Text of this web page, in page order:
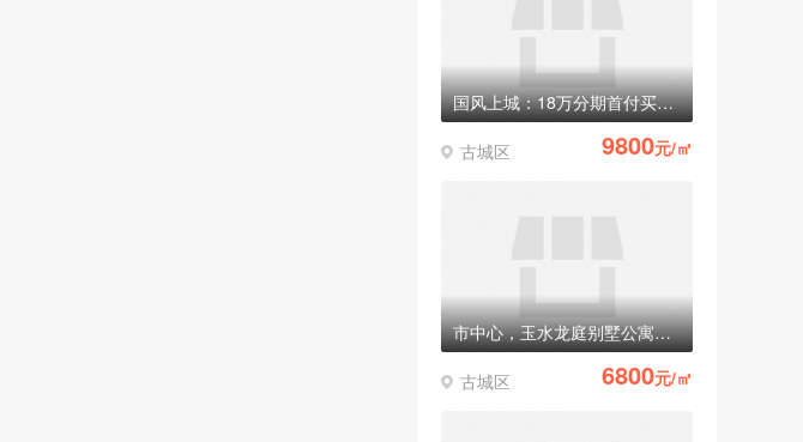
国风上城：18万分期首付买别墅，准现房
古城区 9800元/㎡
市中心，玉水龙庭别墅公寓全部清盘！稀有纯一楼商铺只有最后3套！
古城区 6800元/㎡